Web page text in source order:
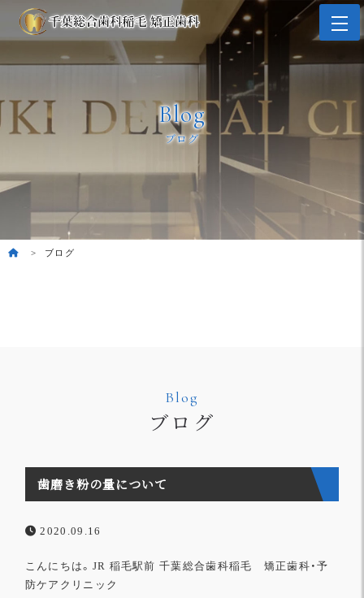
Blog
ブログ
ブログ
Blog
ブログ
歯磨き粉の量について
2020.09.16
こんにちは。 JR 稲毛駅前 千葉総合歯科稲毛 矯正歯科・予
防ケアクリニック